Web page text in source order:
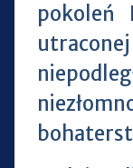
pokoleń